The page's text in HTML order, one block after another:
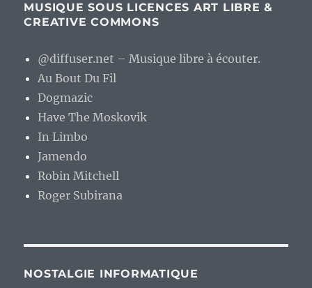
MUSIQUE SOUS LICENCES ART LIBRE &
CREATIVE COMMONS
@diffuser.net – Musique libre à écouter.
Au Bout Du Fil
Dogmazic
Have The Moskovik
In Limbo
Jamendo
Robin Mitchell
Roger Subirana
NOSTALGIE INFORMATIQUE